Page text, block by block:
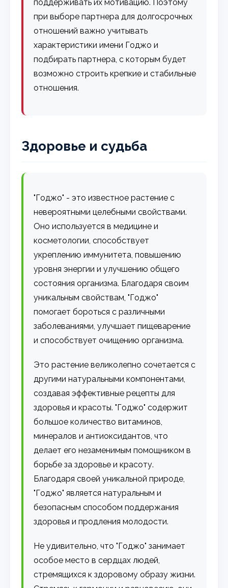
поддерживать их мотивацию. Поэтому
при выборе партнера для долгосрочных
отношений важно учитывать
характеристики имени Годжо и
подбирать партнера, с которым будет
возможно строить крепкие и стабильные
отношения.
Здоровье и судьба
"Годжо" - это известное растение с
невероятными целебными свойствами.
Оно используется в медицине и
косметологии, способствует
укреплению иммунитета, повышению
уровня энергии и улучшению общего
состояния организма. Благодаря своим
уникальным свойствам, "Годжо"
помогает бороться с различными
заболеваниями, улучшает пищеварение
и способствует очищению организма.
Это растение великолепно сочетается с
другими натуральными компонентами,
создавая эффективные рецепты для
здоровья и красоты. "Годжо" содержит
большое количество витаминов,
минералов и антиоксидантов, что
делает его незаменимым помощником в
борьбе за здоровье и красоту.
Благодаря своей уникальной природе,
"Годжо" является натуральным и
безопасным способом поддержания
здоровья и продления молодости.
Не удивительно, что "Годжо" занимает
особое место в сердцах людей,
стремящихся к здоровому образу жизни.